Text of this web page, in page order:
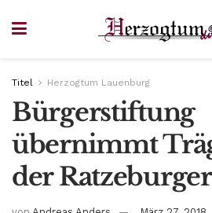
Titel Herzogtum Lauenburg
Bürgerstiftung
übernimmt
der